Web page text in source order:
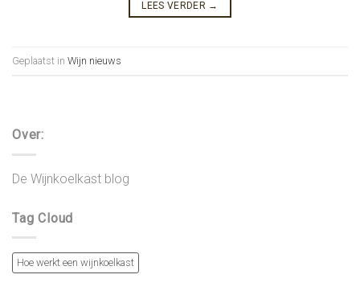
LEES VERDER →
Geplaatst in Wijn nieuws
Over:
De Wijnkoelkast blog
Tag Cloud
Hoe werkt een wijnkoelkast